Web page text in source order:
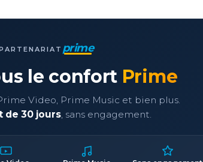
prime
le confort Prime
Video, Prime Music et bien plus.
de 30 jours, sans engagement.